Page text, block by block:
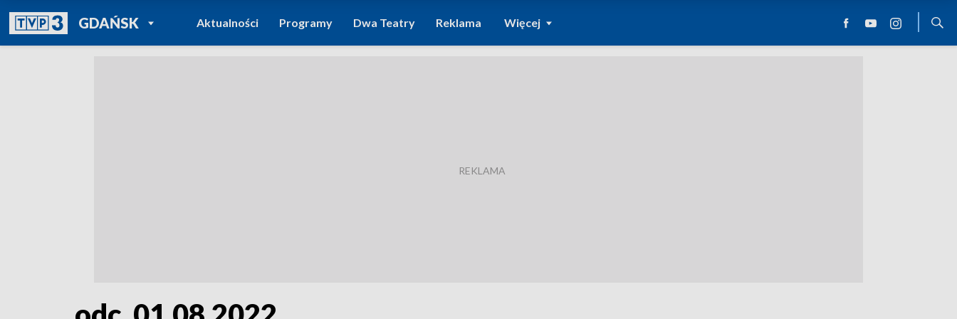
GDAŃSKPOWRÓT DO
TVP REGIONY
Aktualności Programy Dwa Teatry Reklama Więcej